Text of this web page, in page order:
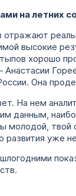
на летних
высокие
хорошо
Она
На нем
данным,
молодой,
развития уже